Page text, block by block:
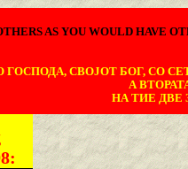
AS YOU WOULD HAVE
ГОСПОДА, СВОЈОТ БОГ, СО
А
НА ТИЕ ДВЕ